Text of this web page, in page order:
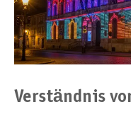
Verständnis